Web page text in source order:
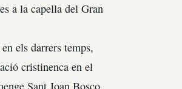
a la capella del Gran
els darrers temps,
cristinenca en el
Sant Joan Bosco,